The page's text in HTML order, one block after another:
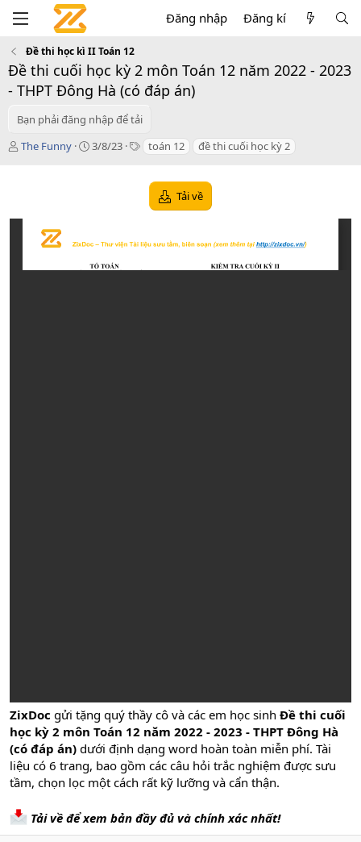
Đăng nhập Đăng kí
Đề thi học kì II Toán 12
Đề thi cuối học kỳ 2 môn Toán 12 năm 2022 - 2023
- THPT Đông Hà (có đáp án)
Bạn phải đăng nhập để tải
T
ả
The Funny
C
n
d
3/8/23
T toán 12 đề thi cuối học kỳ 2
Tải về
ZixDoc gửi tặng quý thầy cô và các em học sinh Đề thi cuối
học kỳ 2 môn Toán 12 năm 2022 - 2023 - THPT Đông Hà
(có đáp án) dưới định dạng word hoàn toàn miễn phí. Tài
liệu có 6 trang, bao gồm các câu hỏi trắc nghiệm được sưu
tầm, chọn lọc một cách rất kỹ lưỡng và cẩn thận.
Tải về để xem bản đầy đủ và chính xác nhất!